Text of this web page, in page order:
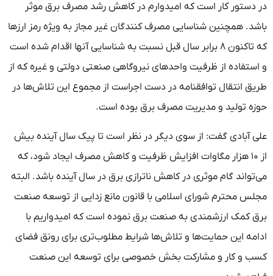
در دستور کار است که امیدوارم در کاهش رشد مصرف برق موثر
باشد. همچنین شناسایی مصرف کنندگان غیر مجاز به ویژه رمز ارزها
که تاکنون ۸ برابر سال قبل نسبت به شناسایی آنها اقدام شده است
و استفاده از ظرفیت واحدهای نیروگاهی صنعتی دولتی و غیره که از
طریق انتقال توافقنامه در دست اجراست از مجموع این تلاش‌ها در
حوزه تولید و مدیریت مصرف برق بوده است.
علی آبادی گفت: از سوی دیگر در نظر است تا پیک سال آینده بیش
از ۱۰ هزار مگاوات افزایش ظرفیت و کاهش مصرف ایجاد شود، که
می‌تواند گام موثری در کاهش ناترازی برق در سال آینده باشد. البته
مجلس محترم شورای اسلامی با قانون مانع زدایی از توسعه صنعت
برق کمک ارزشمندی به صنعت برق نموده است که امیدواریم با
ادامه این حمایت‌ها و تلاش‌ها شرایط مطلوب‌تری برای رونق فضای
کسب و کار و مشارکت بخش خصوصی برای توسعه این صنعت